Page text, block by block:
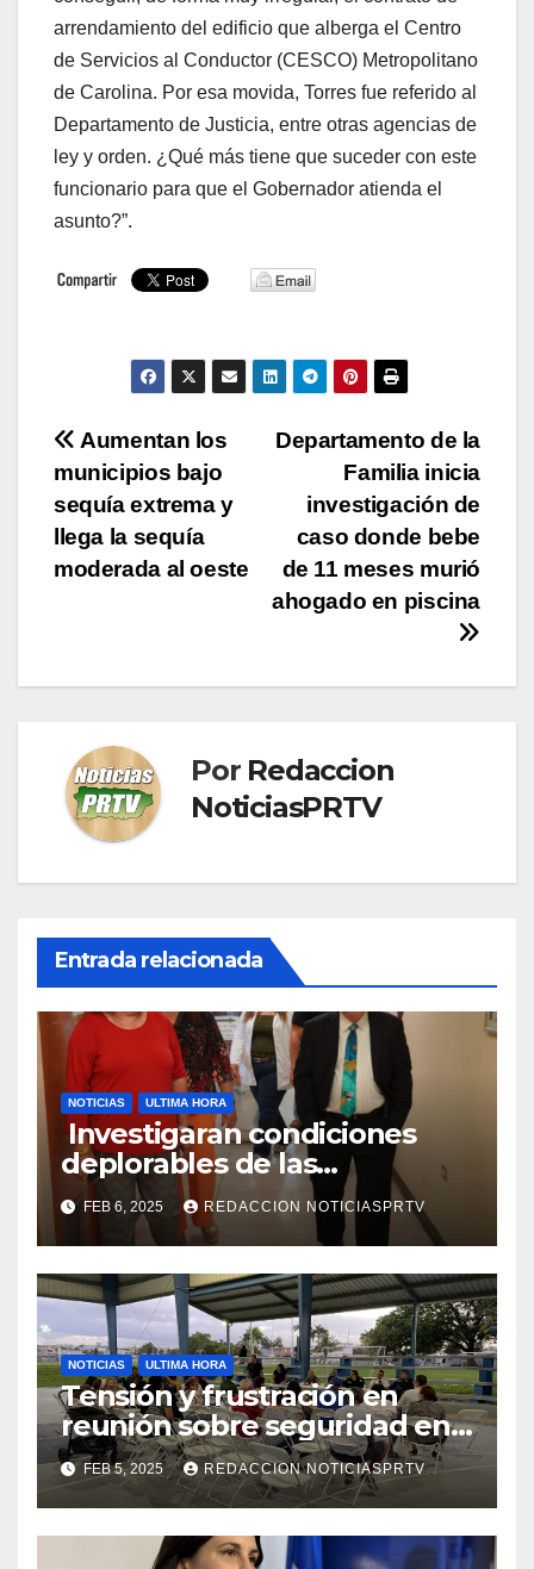
arrendamiento del edificio que alberga el Centro
de Servicios al Conductor (CESCO) Metropolitano
de Carolina. Por esa movida, Torres fue referido al
Departamento de Justicia, entre otras agencias de
ley y orden. ¿Qué más tiene que suceder con este
funcionario para que el Gobernador atienda el
asunto?”.
Navegación
de
entradas
Departamento de la
Familia inicia
investigación de
caso donde bebe
de 11 meses murió
ahogado en piscina
Aumentan los
municipios bajo
sequía extrema y
llega la sequía
moderada al oeste
Por Redaccion
NoticiasPRTV
Entrada relacionada
NOTICIAS ULTIMA HORA
Investigaran condiciones
deplorables de las
facilidades el Departamento
de la Salud en Mayagüez
FEB 6, 2025 REDACCION NOTICIASPRTV
NOTICIAS ULTIMA HORA
Tensión y frustración en
reunión sobre seguridad en
Reparto Metropolitano
FEB 5, 2025 REDACCION NOTICIASPRTV